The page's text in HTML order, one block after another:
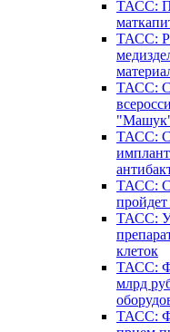
ТАСС:
ТАСС:
ТАСС:
ТАСС:
ТАСС:
ТАСС:
клеток
ТАСС:
млрд
ТАСС: